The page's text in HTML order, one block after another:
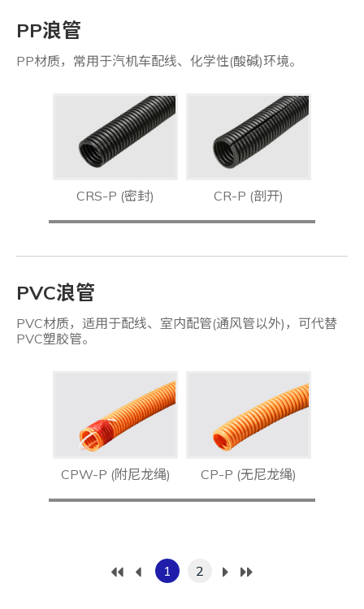
PP浪管
PP材质，常用于汽机车配线、化学性(酸碱)环境。
CRS-P (密封) CR-P (剖开)
PVC浪管
PVC材质，适用于配线、室内配管(通风管以外)，可代替
PVC塑胶管。
CPW-P (附尼龙绳) CP-P (无尼龙绳)
1 2